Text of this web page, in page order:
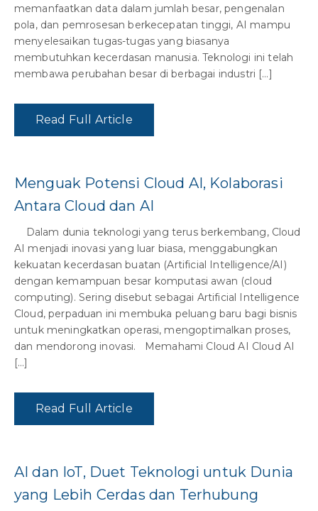
memanfaatkan data dalam jumlah besar, pengenalan
pola, dan pemrosesan berkecepatan tinggi, AI mampu
menyelesaikan tugas-tugas yang biasanya
membutuhkan kecerdasan manusia. Teknologi ini telah
membawa perubahan besar di berbagai industri […]
Read Full Article
Menguak Potensi Cloud AI, Kolaborasi
Antara Cloud dan AI
Dalam dunia teknologi yang terus berkembang, Cloud
AI menjadi inovasi yang luar biasa, menggabungkan
kekuatan kecerdasan buatan (Artificial Intelligence/AI)
dengan kemampuan besar komputasi awan (cloud
computing). Sering disebut sebagai Artificial Intelligence
Cloud, perpaduan ini membuka peluang baru bagi bisnis
untuk meningkatkan operasi, mengoptimalkan proses,
dan mendorong inovasi. Memahami Cloud AI Cloud AI
[…]
Read Full Article
AI dan IoT, Duet Teknologi untuk Dunia
yang Lebih Cerdas dan Terhubung